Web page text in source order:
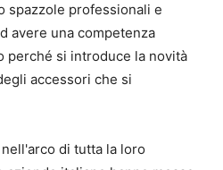
spazzole professionali e
avere una competenza
perché si introduce la novità
accessori che si
di tutta la loro